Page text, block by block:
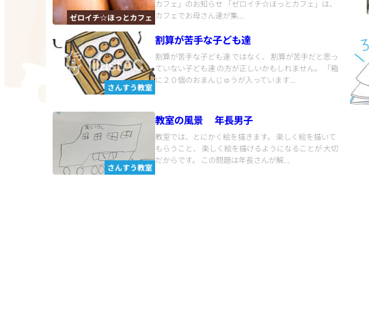
ゼロイチ☆ほっとカフェ
カフェ」のお知らせ 「ゼロイチ☆ほっとカフェ」は、
カフェでお母さん達が集...
さんすう教室
割算が苦手な子ども達
割算が苦手な子ども達 ではなく、 割算が苦手だと思っ
ていない子ども達 の方が正しいかもしれません。 「箱
に２０個のおまんじゅうが入っています...
さんすう教室
教室の風景 年長男子
教室では、とにかく絵を描きます。 楽しく絵を描いて
もらうこと、 楽しく絵を描けるようになることが 大切
だからです。 この問題は年長さんが解...